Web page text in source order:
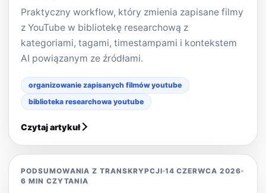
Praktyczny workflow, który zmienia zapisane filmy
z YouTube w bibliotekę researchową z
kategoriami, tagami, timestampami i kontekstem
AI powiązanym ze źródłami.
organizowanie zapisanych filmów youtube
biblioteka researchowa youtube
Czytaj artykuł
PODSUMOWANIA Z TRANSKRYPCJI 14 CZERWCA 2026
6 MIN CZYTANIA